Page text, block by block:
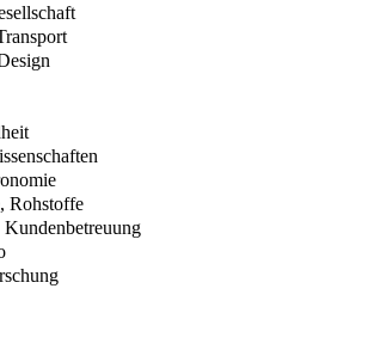
Rohstoffe